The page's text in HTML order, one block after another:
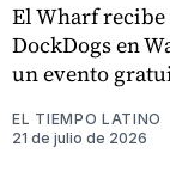
El Wharf
DockDogs en
un evento
EL TIEMPO LATINO
21 de julio de 2026